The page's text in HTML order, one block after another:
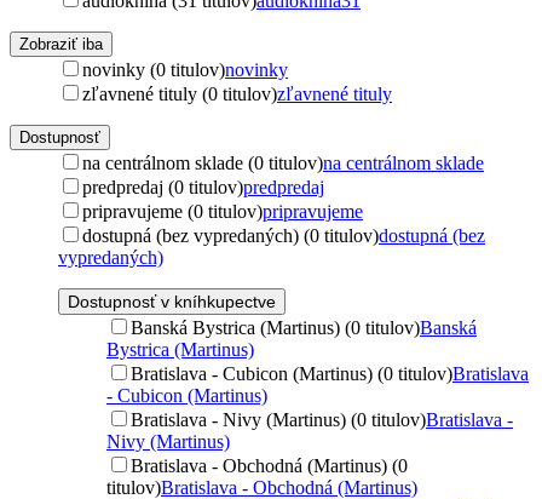
Zobraziť iba
novinky (0 titulov)novinky
zľavnené tituly (0 titulov)zľavnené tituly
Dostupnosť
na centrálnom sklade (0 titulov)na centrálnom sklade
predpredaj (0 titulov)predpredaj
pripravujeme (0 titulov)pripravujeme
dostupná (bez vypredaných) (0 titulov)dostupná (bez
vypredaných)
Dostupnosť v kníhkupectve
Banská Bystrica (Martinus) (0 titulov)Banská
Bystrica (Martinus)
Bratislava - Cubicon (Martinus) (0 titulov)Bratislava
- Cubicon (Martinus)
Bratislava - Nivy (Martinus) (0 titulov)Bratislava -
Nivy (Martinus)
Bratislava - Obchodná (Martinus) (0
titulov)Bratislava - Obchodná (Martinus)